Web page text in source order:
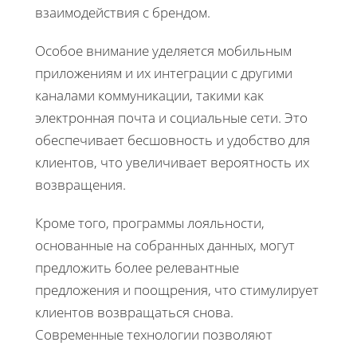
взаимодействия с брендом.
Особое внимание уделяется мобильным
приложениям и их интеграции с другими
каналами коммуникации, такими как
электронная почта и социальные сети. Это
обеспечивает бесшовность и удобство для
клиентов, что увеличивает вероятность их
возвращения.
Кроме того, программы лояльности,
основанные на собранных данных, могут
предложить более релевантные
предложения и поощрения, что стимулирует
клиентов возвращаться снова.
Современные технологии позволяют